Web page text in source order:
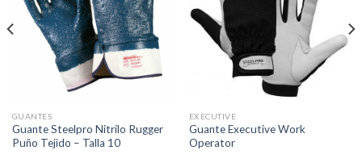
GUANTES
Guante Steelpro Nitrilo Rugger
Puño Tejido – Talla 10
EXECUTIVE
Guante Executive Work
Operator